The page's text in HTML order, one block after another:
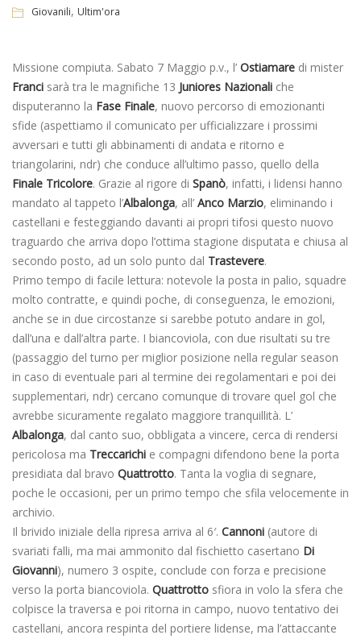
Giovanili, Ultim'ora
Missione compiuta. Sabato 7 Maggio p.v., l’ Ostiamare di mister
Franci sarà tra le magnifiche 13 Juniores Nazionali che
disputeranno la Fase Finale, nuovo percorso di emozionanti
sfide (aspettiamo il comunicato per ufficializzare i prossimi
avversari e tutti gli abbinamenti di andata e ritorno e
triangolarini, ndr) che conduce all’ultimo passo, quello della
Finale Tricolore. Grazie al rigore di Spanò, infatti, i lidensi hanno
mandato al tappeto l’Albalonga, all’ Anco Marzio, eliminando i
castellani e festeggiando davanti ai propri tifosi questo nuovo
traguardo che arriva dopo l’ottima stagione disputata e chiusa al
secondo posto, ad un solo punto dal Trastevere.
Primo tempo di facile lettura: notevole la posta in palio, squadre
molto contratte, e quindi poche, di conseguenza, le emozioni,
anche se in due circostanze si sarebbe potuto andare in gol,
dall’una e dall’altra parte. I biancoviola, con due risultati su tre
(passaggio del turno per miglior posizione nella regular season
in caso di eventuale pari al termine dei regolamentari e poi dei
supplementari, ndr) cercano comunque di trovare quel gol che
avrebbe sicuramente regalato maggiore tranquillità. L’
Albalonga, dal canto suo, obbligata a vincere, cerca di rendersi
pericolosa ma Treccarichi e compagni difendono bene la porta
presidiata dal bravo Quattrotto. Tanta la voglia di segnare,
poche le occasioni, per un primo tempo che sfila velocemente in
archivio.
Il brivido iniziale della ripresa arriva al 6′. Cannoni (autore di
svariati falli, ma mai ammonito dal fischietto casertano Di
Giovanni), numero 3 ospite, conclude con forza e precisione
verso la porta biancoviola. Quattrotto sfiora in volo la sfera che
colpisce la traversa e poi ritorna in campo, nuovo tentativo dei
castellani, ancora respinta del portiere lidense, ma l’attaccante